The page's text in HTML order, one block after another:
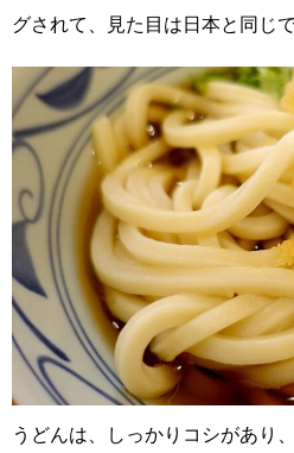
グされて、見た目は日本と同じで
うどんは、しっかりコシがあり